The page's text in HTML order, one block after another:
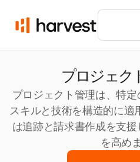
プロジェク
プロジェクト管理は、特
スキルと技術を構造的に
は追跡と請求書作成を支
を高め